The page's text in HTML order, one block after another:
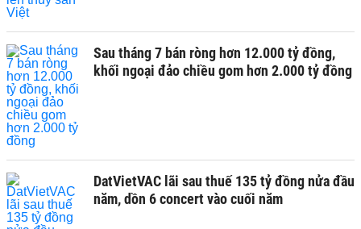
Sau tháng 7 bán ròng hơn 12.000 tỷ đồng,
khối ngoại đảo chiều gom hơn 2.000 tỷ đồng
DatVietVAC lãi sau thuế 135 tỷ đồng nửa đầu
năm, dồn 6 concert vào cuối năm